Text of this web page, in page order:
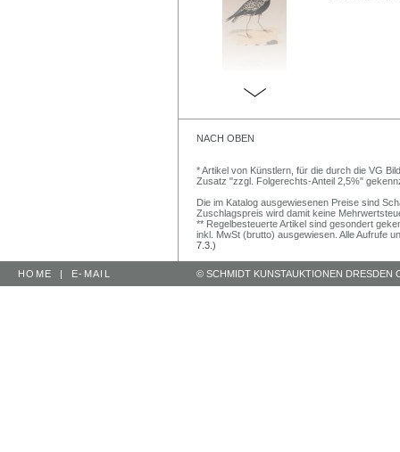
NACH OBEN
* Artikel von Künstlern, für die durch die VG
Zusatz "zzgl. Folgerechts-Anteil 2,5%"
Die im Katalog ausgewiesenen Preise sind
Zuschlagspreis wird damit keine
** Regelbesteuerte Artikel sind gesondert
inkl. MwSt (brutto) ausgewiesen. Alle Aufrufe
7.3.)
HOME | E-MAIL © SCHMIDT KUNSTAUKTIONEN DRESDEN